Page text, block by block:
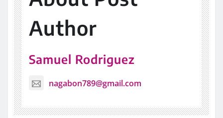
Author
Samuel Rodriguez
nagabon789@gmail.com